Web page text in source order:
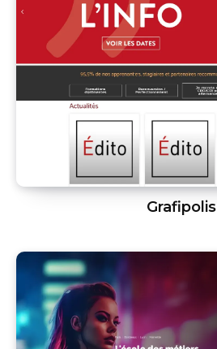
Grafipolis